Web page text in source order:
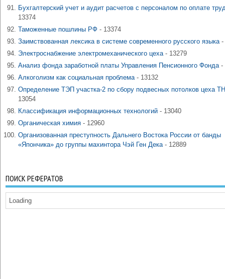
Бухгалтерский учет и аудит расчетов с персоналом по оплате
13374
Таможенные пошлины РФ - 13374
Заимствованная лексика в системе современного русского языка-
Электроснабжение электромеханического цеха- 13279
Анализ фонда заработной платы Управления Пенсионного Фонда-
Алкоголизм как социальная проблема- 13132
Определение ТЭП участка-2 по сбору подвесных потолков цеха
13054
Классификация информационных технологий - 13040
Органическая химия - 12960
Организованная преступность Дальнего Востока России от банды
«Япончика» до группы махинтора Чэй Ген Дека- 12889
ПОИСК РЕФЕРАТОВ
Loading